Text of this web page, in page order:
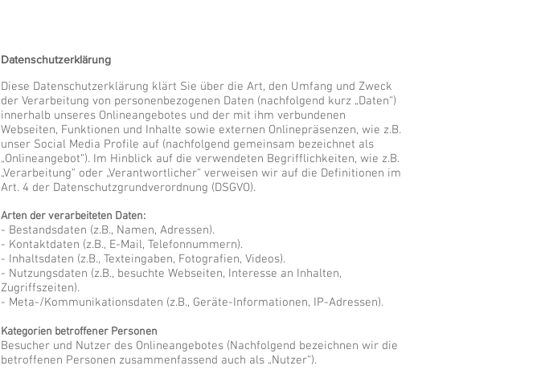
Datenschutzerklärung
Diese Datenschutzerklärung klärt Sie über die Art, den Umfang und Zweck
der Verarbeitung von personenbezogenen Daten (nachfolgend kurz „Daten“)
innerhalb unseres Onlineangebotes und der mit ihm verbundenen
Webseiten, Funktionen und Inhalte sowie externen Onlinepräsenzen, wie z.B.
unser Social Media Profile auf (nachfolgend gemeinsam bezeichnet als
„Onlineangebot“). Im Hinblick auf die verwendeten Begrifflichkeiten, wie z.B.
„Verarbeitung“ oder „Verantwortlicher“ verweisen wir auf die Definitionen im
Art. 4 der Datenschutzgrundverordnung (DSGVO).
Arten der verarbeiteten Daten:
- Bestandsdaten (z.B., Namen, Adressen).
- Kontaktdaten (z.B., E-Mail, Telefonnummern).
- Inhaltsdaten (z.B., Texteingaben, Fotografien, Videos).
- Nutzungsdaten (z.B., besuchte Webseiten, Interesse an Inhalten,
Zugriffszeiten).
- Meta-/Kommunikationsdaten (z.B., Geräte-Informationen, IP-Adressen).
Kategorien betroffener Personen
Besucher und Nutzer des Onlineangebotes (Nachfolgend bezeichnen wir die
betroffenen Personen zusammenfassend auch als „Nutzer“).